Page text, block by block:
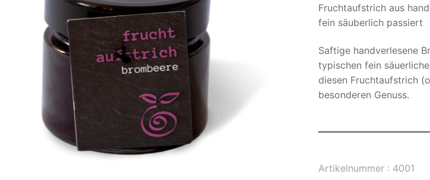
Fruchtaufstrich aus
fein säuberlich passiert
Saftige handverlesene
typischen fein
diesen Fruchtaufstrich
besonderen Genuss.
Artikelnummer : 4001